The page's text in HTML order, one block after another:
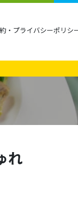
・プライバシーポリシ
れ